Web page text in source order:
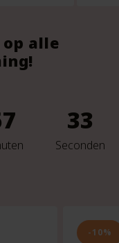
alle
31
Seconden
-10%